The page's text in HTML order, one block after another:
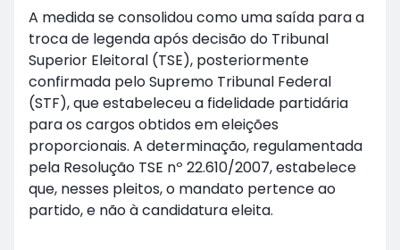
A medida se consolidou como uma saída para a
troca de legenda após decisão do Tribunal
Superior Eleitoral (TSE), posteriormente
confirmada pelo Supremo Tribunal Federal
(STF), que estabeleceu a fidelidade partidária
para os cargos obtidos em eleições
proporcionais. A determinação, regulamentada
pela Resolução TSE nº 22.610/2007, estabelece
que, nesses pleitos, o mandato pertence ao
partido, e não à candidatura eleita.